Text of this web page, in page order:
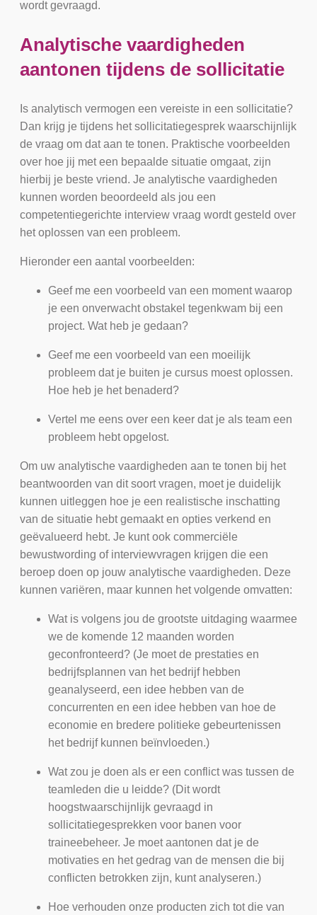
wordt gevraagd.
Analytische vaardigheden
aantonen tijdens de sollicitatie
Is analytisch vermogen een vereiste in een sollicitatie?
Dan krijg je tijdens het sollicitatiegesprek waarschijnlijk
de vraag om dat aan te tonen. Praktische voorbeelden
over hoe jij met een bepaalde situatie omgaat, zijn
hierbij je beste vriend. Je analytische vaardigheden
kunnen worden beoordeeld als jou een
competentiegerichte interview vraag wordt gesteld over
het oplossen van een probleem.
Hieronder een aantal voorbeelden:
Geef me een voorbeeld van een moment waarop
je een onverwacht obstakel tegenkwam bij een
project. Wat heb je gedaan?
Geef me een voorbeeld van een moeilijk
probleem dat je buiten je cursus moest oplossen.
Hoe heb je het benaderd?
Vertel me eens over een keer dat je als team een
probleem hebt opgelost.
Om uw analytische vaardigheden aan te tonen bij het
beantwoorden van dit soort vragen, moet je duidelijk
kunnen uitleggen hoe je een realistische inschatting
van de situatie hebt gemaakt en opties verkend en
geëvalueerd hebt. Je kunt ook commerciële
bewustwording of interviewvragen krijgen die een
beroep doen op jouw analytische vaardigheden. Deze
kunnen variëren, maar kunnen het volgende omvatten:
Wat is volgens jou de grootste uitdaging waarmee
we de komende 12 maanden worden
geconfronteerd? (Je moet de prestaties en
bedrijfsplannen van het bedrijf hebben
geanalyseerd, een idee hebben van de
concurrenten en een idee hebben van hoe de
economie en bredere politieke gebeurtenissen
het bedrijf kunnen beïnvloeden.)
Wat zou je doen als er een conflict was tussen de
teamleden die u leidde? (Dit wordt
hoogstwaarschijnlijk gevraagd in
sollicitatiegesprekken voor banen voor
traineebeheer. Je moet aantonen dat je de
motivaties en het gedrag van de mensen die bij
conflicten betrokken zijn, kunt analyseren.)
Hoe verhouden onze producten zich tot die van